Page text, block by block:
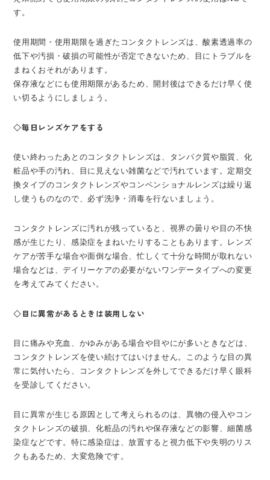
す。
使用期間・使用期限を過ぎたコンタクトレンズは、酸素透過率の
低下や汚損・破損の可能性が否定できないため、目にトラブルを
まねくおそれがあります。
保存液などにも使用期限があるため、開封後はできるだけ早く使
い切るようにしましょう。
◇毎日レンズケアをする
使い終わったあとのコンタクトレンズは、タンパク質や脂質、化
粧品や手の汚れ、目に見えない雑菌などで汚れています。定期交
換タイプのコンタクトレンズやコンベンショナルレンズは繰り返
し使うものなので、必ず洗浄・消毒を行ないましょう。
コンタクトレンズに汚れが残っていると、視界の曇りや目の不快
感が生じたり、感染症をまねいたりすることもあります。レンズ
ケアが苦手な場合や面倒な場合、忙しくて十分な時間が取れない
場合などは、デイリーケアの必要がないワンデータイプへの変更
を考えてみてください。
◇目に異常があるときは装用しない
目に痛みや充血、かゆみがある場合や目やにが多いときなどは、
コンタクトレンズを使い続けてはいけません。このような目の異
常に気付いたら、コンタクトレンズを外してできるだけ早く眼科
を受診してください。
目に異常が生じる原因として考えられるのは、異物の侵入やコン
タクトレンズの破損、化粧品の汚れや保存液などの影響、細菌感
染症などです。特に感染症は、放置すると視力低下や失明のリス
クもあるため、大変危険です。